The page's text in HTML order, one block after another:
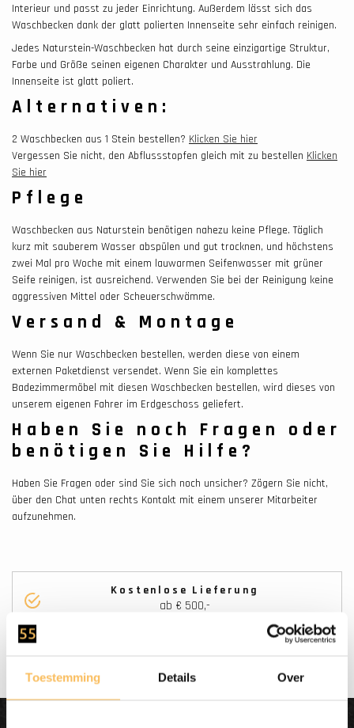
Toestemming Details Over
Interieur und passt zu jeder Einrichtung. Außerdem lässt sich das
Waschbecken dank der glatt polierten Innenseite sehr einfach reinigen.
Jedes Naturstein-Waschbecken hat durch seine einzigartige Struktur,
Farbe und Größe seinen eigenen Charakter und Ausstrahlung. Die
Innenseite ist glatt poliert.
Alternativen:
2 Waschbecken aus 1 Stein bestellen? Klicken Sie hier
Vergessen Sie nicht, den Abflussstopfen gleich mit zu bestellen Klicken
Sie hier
Pflege
Waschbecken aus Naturstein benötigen nahezu keine Pflege. Täglich
kurz mit sauberem Wasser abspülen und gut trocknen, und höchstens
zwei Mal pro Woche mit einem lauwarmen Seifenwasser mit grüner
Seife reinigen, ist ausreichend. Verwenden Sie bei der Reinigung keine
aggressiven Mittel oder Scheuerschwämme.
Versand & Montage
Wenn Sie nur Waschbecken bestellen, werden diese von einem
externen Paketdienst versendet. Wenn Sie ein komplettes
Badezimmermöbel mit diesen Waschbecken bestellen, wird dieses von
unserem eigenen Fahrer im Erdgeschoss geliefert.
Haben Sie noch Fragen oder
benötigen Sie Hilfe?
Haben Sie Fragen oder sind Sie sich noch unsicher? Zögern Sie nicht,
über den Chat unten rechts Kontakt mit einem unserer Mitarbeiter
aufzunehmen.
Kostenlose Lieferung
ab € 500,-